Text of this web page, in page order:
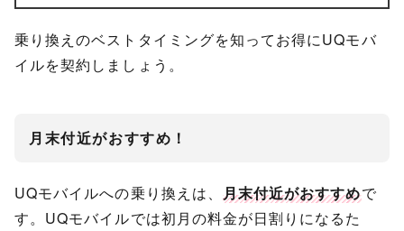
乗り換えのベストタイミングを知ってお得にUQモバ
イルを契約しましょう。
月末付近がおすすめ！
UQモバイルへの乗り換えは、 月末付近がおすすめで
す。UQモバイルでは初月の料金が日割りになるた